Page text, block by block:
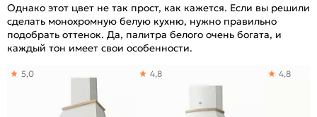
Однако этот цвет не так прост, как кажется. Если вы решили
сделать монохромную белую кухню, нужно правильно
подобрать оттенок. Да, палитра белого очень богата, и
каждый тон имеет свои особенности.
5,0 4,8 4,8